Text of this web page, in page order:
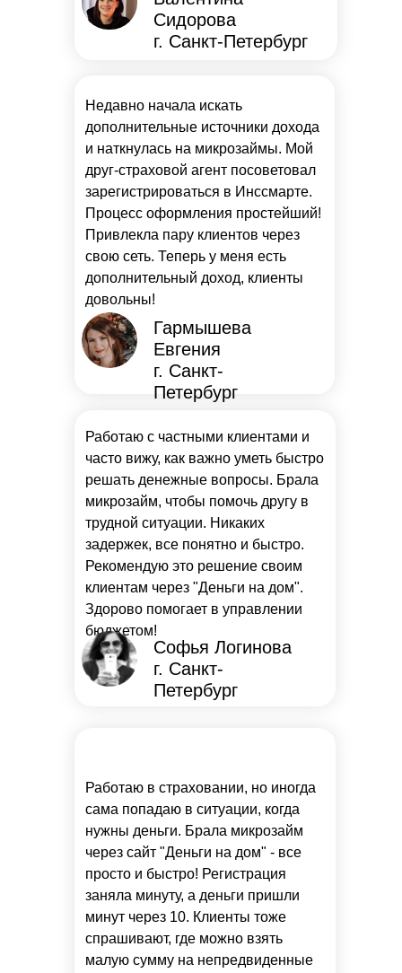
Недавно начала искать
дополнительные источники дохода
и наткнулась на микрозаймы. Мой
друг-страховой агент посоветовал
зарегистрироваться в Инссмарте.
Процесс оформления простейший!
Привлекла пару клиентов через
свою сеть. Теперь у меня есть
дополнительный доход, клиенты
довольны!
Гармышева
Евгения
г. Санкт-
Петербург
Сидорова
г. Санкт-Петербург
Работаю с частными клиентами и
часто вижу, как важно уметь быстро
решать денежные вопросы. Брала
микрозайм, чтобы помочь другу в
трудной ситуации. Никаких
задержек, все понятно и быстро.
Рекомендую это решение своим
клиентам через "Деньги на дом".
Здорово помогает в управлении
бюджетом!
Софья Логинова
г. Санкт-
Петербург
Работаю в страховании, но иногда
сама попадаю в ситуации, когда
нужны деньги. Брала микрозайм
через сайт "Деньги на дом" - все
просто и быстро! Регистрация
заняла минуту, а деньги пришли
минут через 10. Клиенты тоже
спрашивают, где можно взять
малую сумму на непредвиденные